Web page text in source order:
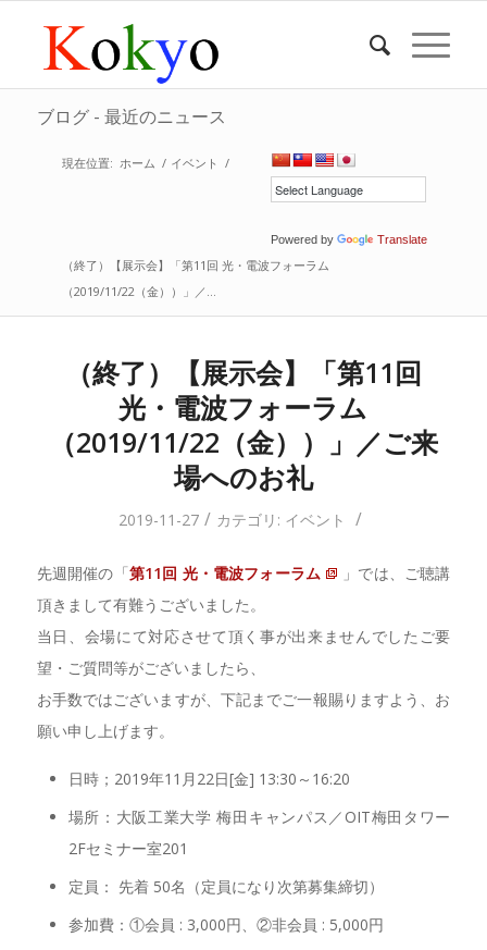
ブログ - 最近のニュース
Powered by Translate
現在位置: ホーム / イベント /
（終了）【展示会】「第11回 光・電波フォーラム
（2019/11/22（金））」／...
（終了）【展示会】「第11回
光・電波フォーラム
（2019/11/22（金））」／ご来
場へのお礼
2019-11-27 / カテゴリ: イベント /
先週開催の「第11回 光・電波フォーラム
」では、ご聴講
頂きまして有難うございました。
当日、会場にて対応させて頂く事が出来ませんでしたご要
望・ご質問等がございましたら、
お手数ではございますが、下記までご一報賜りますよう、お
願い申し上げます。
日時；2019年11月22日[金] 13:30～16:20
場所：大阪工業大学 梅田キャンパス／OIT梅田タワー
2Fセミナー室201
定員： 先着 50名（定員になり次第募集締切）
参加費：①会員 : 3,000円、②非会員 : 5,000円